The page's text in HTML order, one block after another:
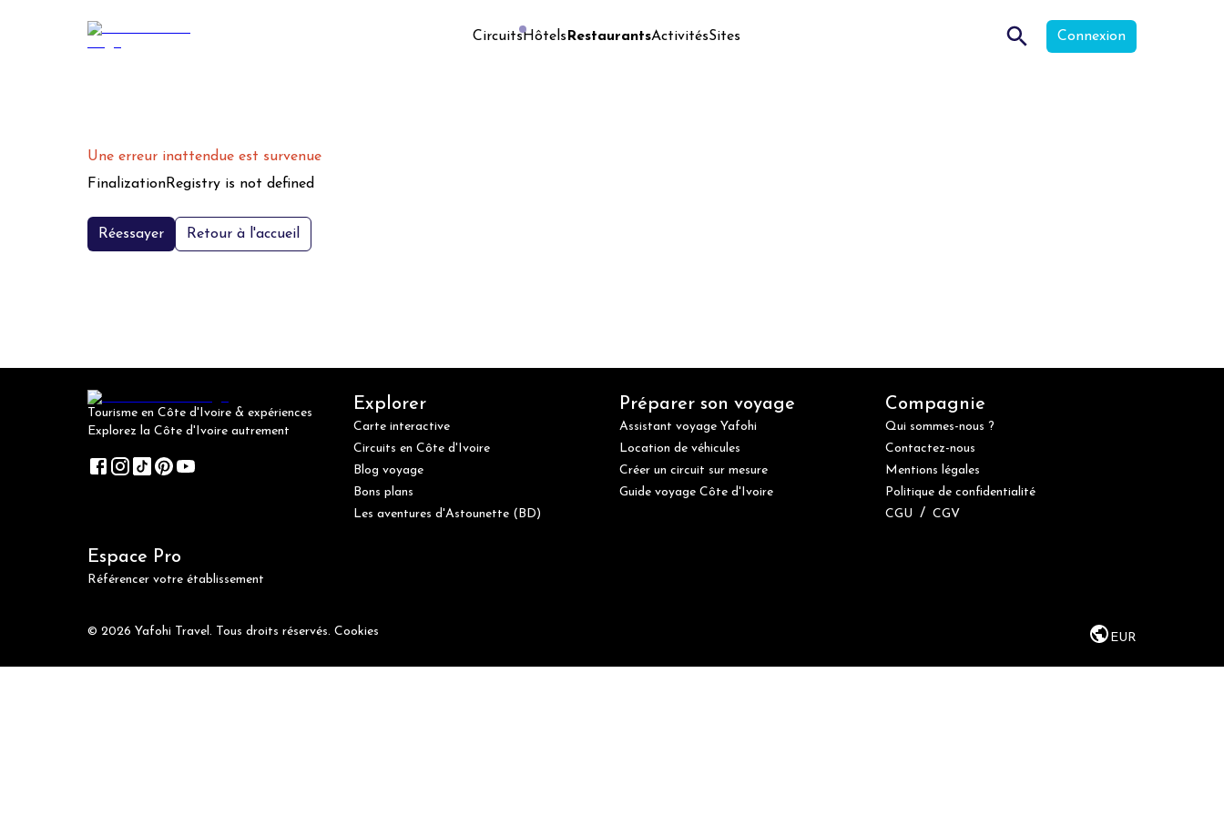
CircuitsHôtels RestaurantsActivitésSites Connexion
Une erreur inattendue est survenue
FinalizationRegistry is not defined
Réessayer Retour à l'accueil
Tourisme en Côte d'Ivoire & expériences
Explorez la Côte d'Ivoire autrement
Explorer
Carte interactive
Circuits en Côte d'Ivoire
Blog voyage
Bons plans
Les aventures d'Astounette (BD)
Préparer son voyage
Assistant voyage Yafohi
Location de véhicules
Créer un circuit sur mesure
Guide voyage Côte d'Ivoire
Compagnie
Qui sommes-nous ?
Contactez-nous
Mentions légales
Politique de confidentialité
CGU / CGV
Espace Pro
Référencer votre établissement
© 2026 Yafohi Travel. Tous droits réservés. Cookies EUR